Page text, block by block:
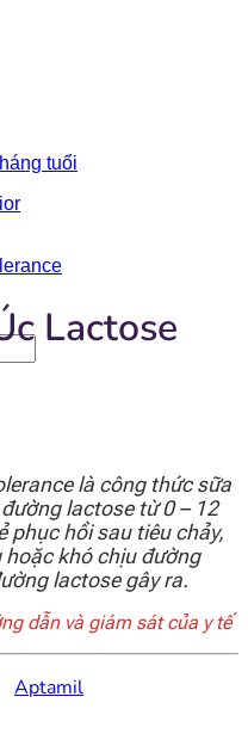
tuổi
Lactose
là công thức sữa
lactose từ 0 – 12
phục hồi sau tiêu chảy,
khó chịu đường
lactose gây ra.
dẫn và giám sát của y tế
Aptamil